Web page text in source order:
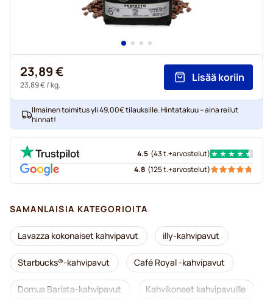
23,89 €
23,89 €/ kg.
Lisää koriin
Ilmainen toimitus yli 49,00€ tilauksille. Hintatakuu – aina reilut
hinnat!
4.5 (43 t.+arvostelut)
4.8 (125 t.+arvostelut)
SAMANLAISIA KATEGORIOITA
Lavazza kokonaiset kahvipavut illy-kahvipavut
Starbucks®-kahvipavut Café Royal -kahvipavut
Domus Barista-kahvipavut Kahvikoneet kahvipavuille